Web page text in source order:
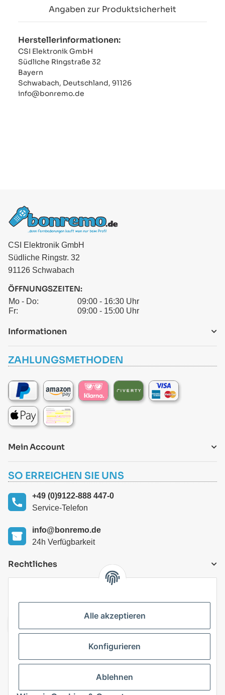
Angaben zur Produktsicherheit
Herstellerinformationen:
CSI Elektronik GmbH
Südliche Ringstraße 32
Bayern
Schwabach, Deutschland, 91126
info@bonremo.de
CSI Elektronik GmbH
Südliche Ringstr. 32
91126 Schwabach
ÖFFNUNGSZEITEN:
Mo - Do:
09:00 - 16:30 Uhr
Fr:
09:00 - 15:00 Uhr
Informationen
ZAHLUNGSMETHODEN
Mein Account
SO ERREICHEN SIE UNS
+49 (0)9122-888 447-0
Service-Telefon
info@bonremo.de
24h Verfügbarkeit
Rechtliches
Vertrag widerrufen
Alle akzeptieren
Konfigurieren
Ablehnen